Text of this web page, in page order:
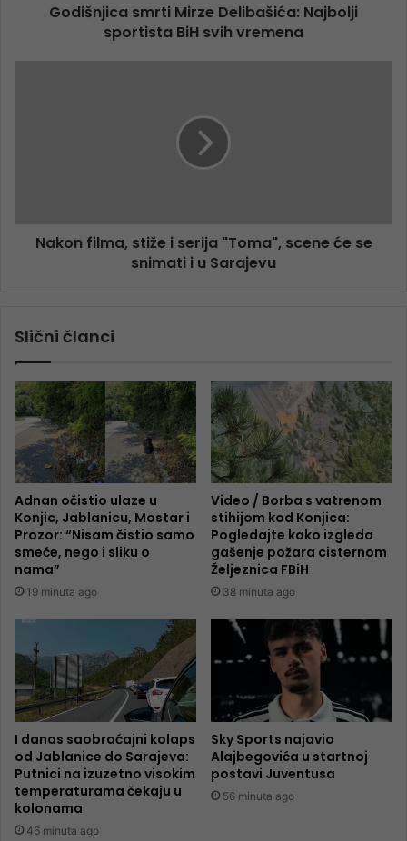
Godišnjica smrti Mirze Delibašića: Najbolji
sportista BiH svih vremena
Nakon filma, stiže i serija "Toma", scene će se
snimati i u Sarajevu
Slični članci
Adnan očistio ulaze u
Konjic, Jablanicu, Mostar i
Prozor: “Nisam čistio samo
smeće, nego i sliku o
nama”
19 minuta ago
Video / Borba s vatrenom
stihijom kod Konjica:
Pogledajte kako izgleda
gašenje požara cisternom
Željeznica FBiH
38 minuta ago
I danas saobraćajni kolaps
od Jablanice do Sarajeva:
Putnici na izuzetno visokim
temperaturama čekaju u
kolonama
46 minuta ago
Sky Sports najavio
Alajbegovića u startnoj
postavi Juventusa
56 minuta ago